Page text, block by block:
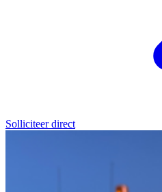
Solliciteer direct